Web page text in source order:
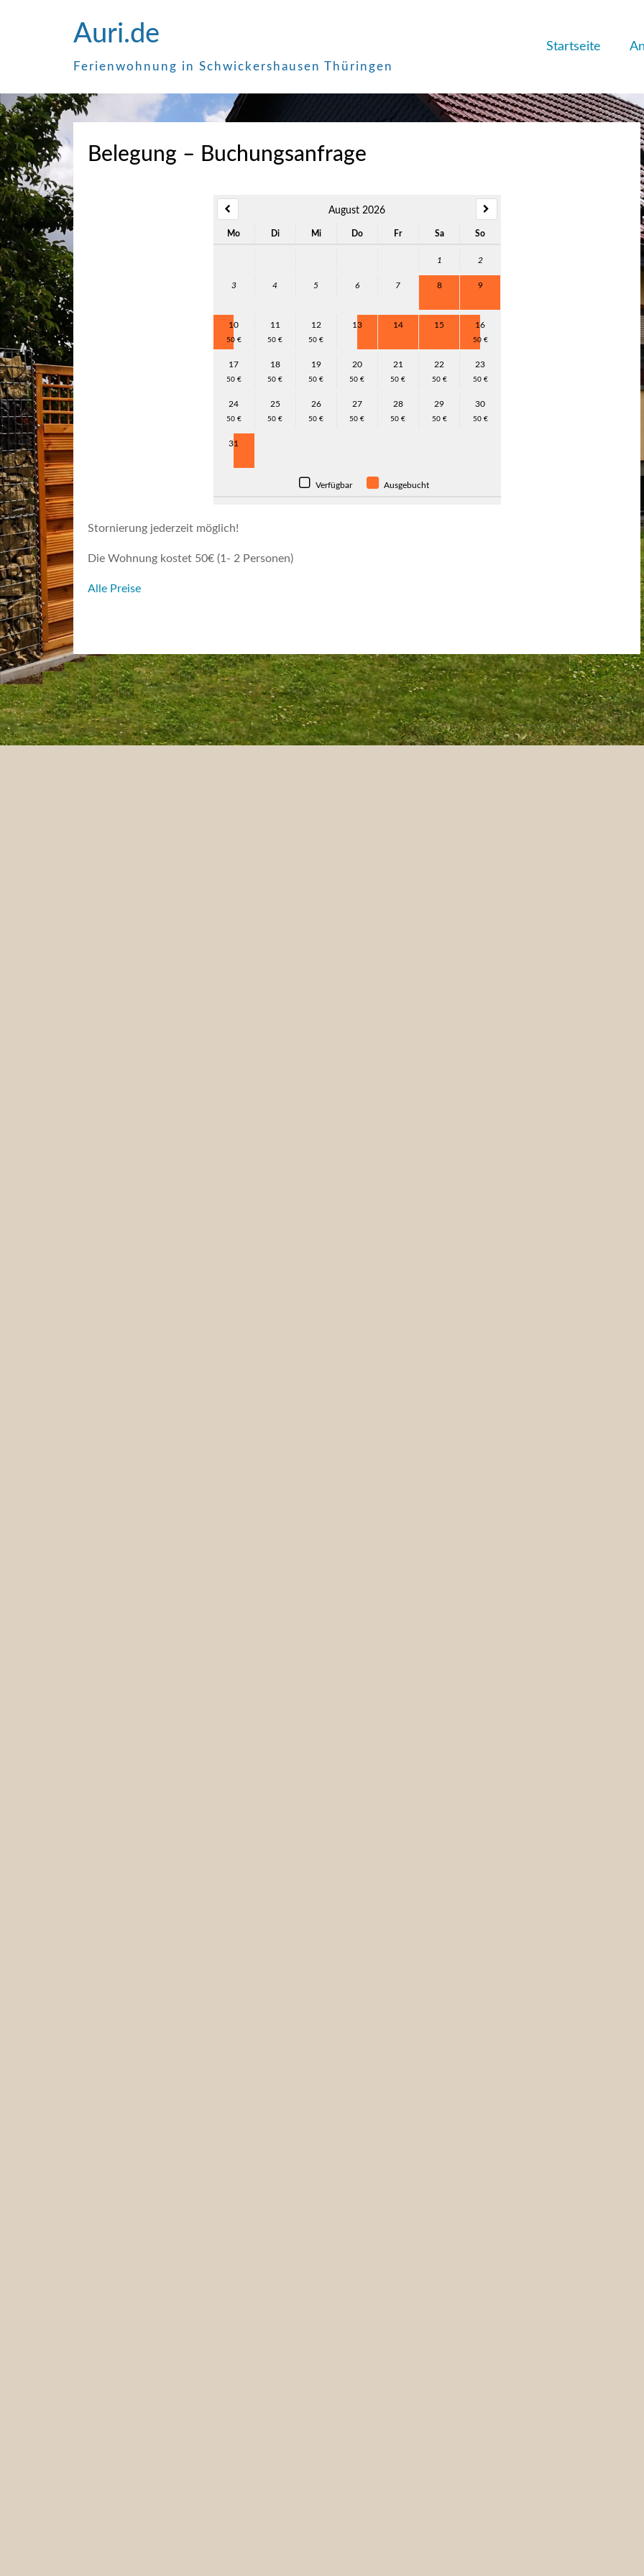
Auri.de
Ferienwohnung in Schwickershausen Thüringen
Startseite
Belegung – Buchungsanfrage
August 2026
Mo Di Mi Do Fr Sa So
1 2
3 4 5 6 7 8 9
10
50 €
11
50 €
12
50 €
13 14 15 16
50 €
17
50 €
18
50 €
19
50 €
20
50 €
21
50 €
22
50 €
23
50 €
24
50 €
25
50 €
26
50 €
27
50 €
28
50 €
29
50 €
30
50 €
31
Verfügbar Ausgebucht
Stornierung jederzeit möglich!
Die Wohnung kostet 50€ (1- 2 Personen)
Alle Preise